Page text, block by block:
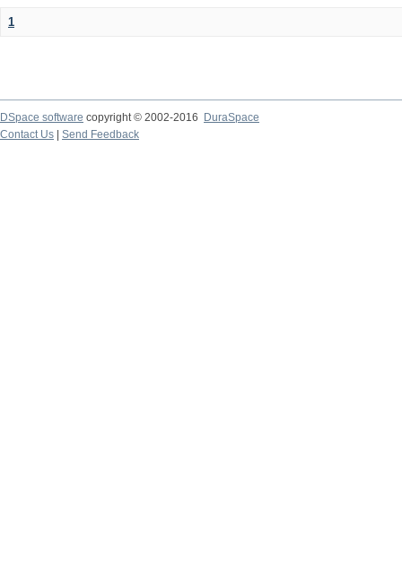
1
DSpace software copyright © 2002-2016
DuraSpace
Contact Us
Send Feedback